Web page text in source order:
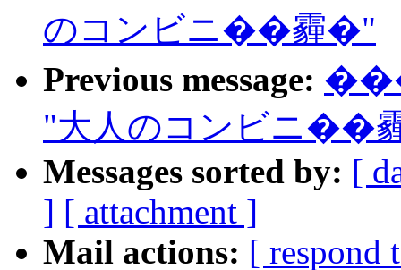
のコンビニ��霾�"
Previous message:
"大人のコンビニ��
Messages sorted by: [
] [ attachment ]
Mail actions: [ respond